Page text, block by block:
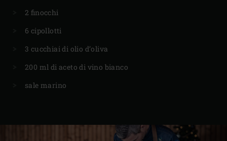
2 finocchi
6 cipollotti
3 cucchiai di olio d’oliva
200 ml di aceto di vino bianco
sale marino